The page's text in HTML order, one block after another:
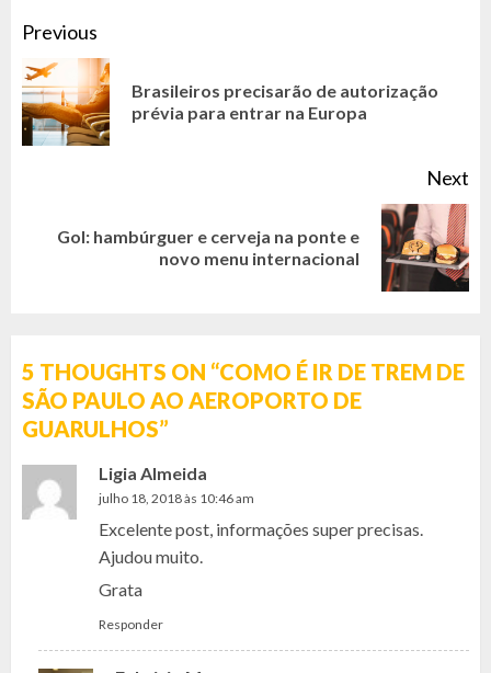
CONTINUE
READING
Previous
Brasileiros precisarão de autorização
prévia para entrar na Europa
Next
NextGol: hambúrguer e cerveja na ponte e
novo menu internacional
5 THOUGHTS ON “COMO É IR DE TREM DE
SÃO PAULO AO AEROPORTO DE
GUARULHOS”
Ligia Almeida
julho 18, 2018 às 10:46 am
Excelente post, informações super precisas.
Ajudou muito.
Grata
Responder